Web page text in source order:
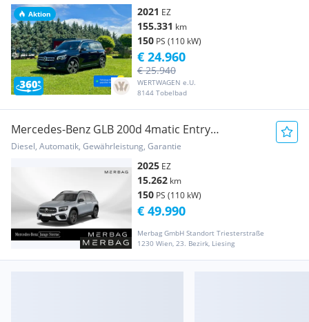
Aktion 2021 EZ
155.331 km
150 PS (110 kW)
WERTWAGEN e.U.
8144 Tobelbad
€ 25.940
€ 24.960
Mercedes-Benz GLB 200d 4matic Entry
Österreich-Edition Aut.
Diesel, Automatik, Gewährleistung, Garantie
2025 EZ
15.262 km
150 PS (110 kW)
Merbag GmbH Standort Triesterstraße
1230 Wien, 23. Bezirk, Liesing
€ 49.990